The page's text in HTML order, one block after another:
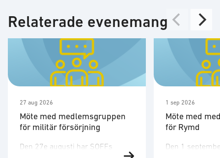
Relaterade evenemang
27 aug 2026
Möte med medlemsgruppen
för militär försörjning
Den 27e augusti har SOFFs
1 sep 2026
Möte med
för Rymd
Den 1